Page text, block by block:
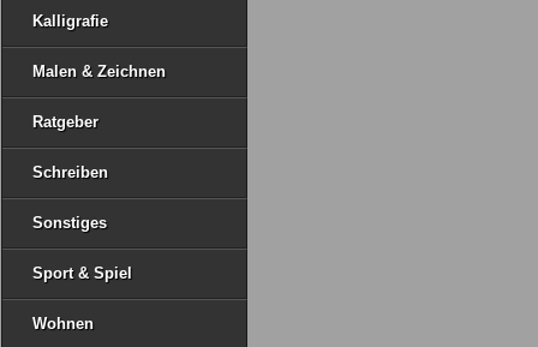
Kalligrafie
Malen & Zeichnen
Ratgeber
Schreiben
Sonstiges
Sport & Spiel
Wohnen